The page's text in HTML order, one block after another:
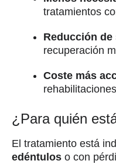
tratamientos
Reducción
recuperación
Coste más
¿Para quién
El tratamiento está
edéntulos o con